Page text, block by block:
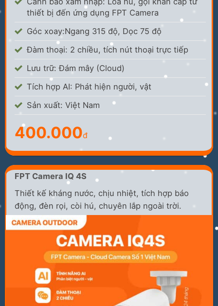
thiết bị đến ứng dụng FPT Camera
Góc xoay:Ngang 315 độ, Dọc 75 độ
Đàm thoại: 2 chiều, tích nút thoại trực tiếp
Lưu trữ: Đám mây (Cloud)
Tích hợp AI: Phát hiện người, vật
Sản xuất: Việt Nam
400.000đ
FPT Camera IQ 4S
Thiết kế kháng nước, chịu nhiệt, tích hợp báo
động, đèn rọi, còi hú, chuyên lắp ngoài trời.